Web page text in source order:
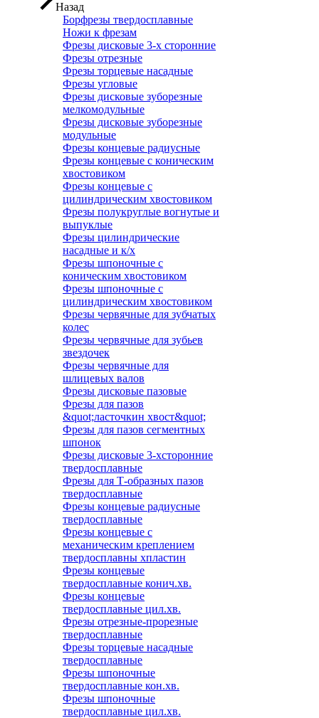
Назад
Борфрезы твердосплавные
Ножи к фрезам
Фрезы дисковые 3-х сторонние
Фрезы отрезные
Фрезы торцевые насадные
Фрезы угловые
Фрезы дисковые зуборезные
мелкомодульные
Фрезы дисковые зуборезные
модульные
Фрезы концевые радиусные
Фрезы концевые с коническим
хвостовиком
Фрезы концевые с
цилиндрическим хвостовиком
Фрезы полукруглые вогнутые и
выпуклые
Фрезы цилиндрические
насадные и к/х
Фрезы шпоночные с
коническим хвостовиком
Фрезы шпоночные с
цилиндрическим хвостовиком
Фрезы червячные для зубчатых
колес
Фрезы червячные для зубьев
звездочек
Фрезы червячные для
шлицевых валов
Фрезы дисковые пазовые
Фрезы для пазов
&quot;ласточкин хвост&quot;
Фрезы для пазов сегментных
шпонок
Фрезы дисковые 3-хсторонние
твердосплавные
Фрезы для Т-образных пазов
твердосплавные
Фрезы концевые радиусные
твердосплавные
Фрезы концевые с
механическим креплением
твердосплавны хпластин
Фрезы концевые
твердосплавные конич.хв.
Фрезы концевые
твердосплавные цил.хв.
Фрезы отрезные-прорезные
твердосплавные
Фрезы торцевые насадные
твердосплавные
Фрезы шпоночные
твердосплавные кон.хв.
Фрезы шпоночные
твердосплавные цил.хв.